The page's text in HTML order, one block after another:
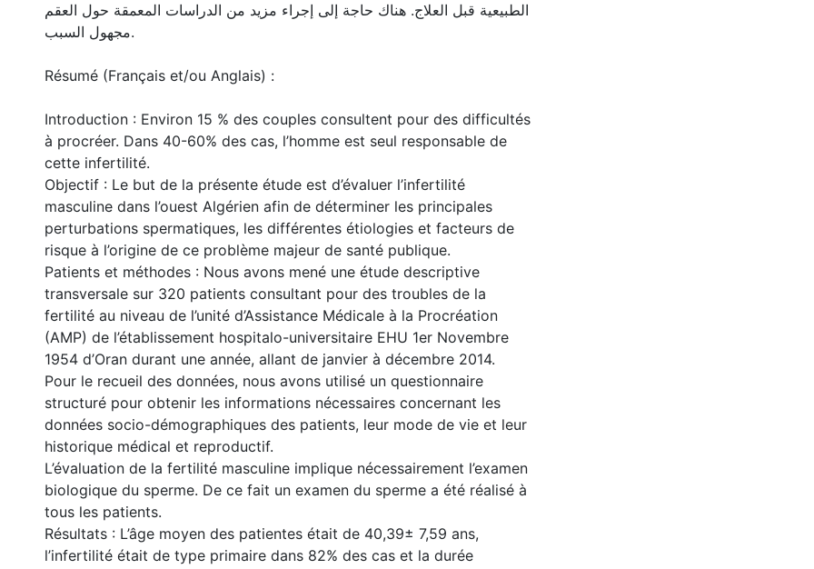
الطبيعية قبل العلاج. هناك حاجة إلى إجراء مزيد من الدراسات المعمقة حول العقم
مجهول السبب.
Résumé (Français et/ou Anglais) :
Introduction : Environ 15 % des couples consultent pour des difficultés
à procréer. Dans 40-60% des cas, l’homme est seul responsable de
cette infertilité.
Objectif : Le but de la présente étude est d’évaluer l’infertilité
masculine dans l’ouest Algérien afin de déterminer les principales
perturbations spermatiques, les différentes étiologies et facteurs de
risque à l’origine de ce problème majeur de santé publique.
Patients et méthodes : Nous avons mené une étude descriptive
transversale sur 320 patients consultant pour des troubles de la
fertilité au niveau de l’unité d’Assistance Médicale à la Procréation
(AMP) de l’établissement hospitalo-universitaire EHU 1er Novembre
1954 d’Oran durant une année, allant de janvier à décembre 2014.
Pour le recueil des données, nous avons utilisé un questionnaire
structuré pour obtenir les informations nécessaires concernant les
données socio-démographiques des patients, leur mode de vie et leur
historique médical et reproductif.
L’évaluation de la fertilité masculine implique nécessairement l’examen
biologique du sperme. De ce fait un examen du sperme a été réalisé à
tous les patients.
Résultats : L’âge moyen des patientes était de 40,39± 7,59 ans,
l’infertilité était de type primaire dans 82% des cas et la durée